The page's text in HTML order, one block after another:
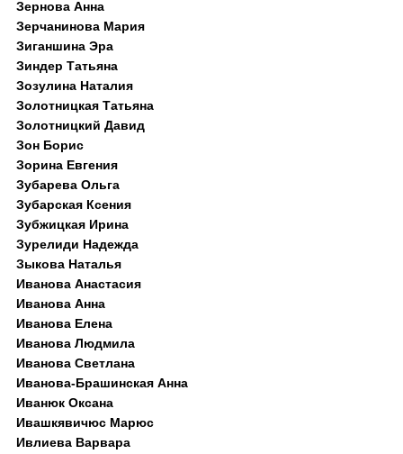
Зернова Анна
Зерчанинова Мария
Зиганшина Эра
Зиндер Татьяна
Зозулина Наталия
Золотницкая Татьяна
Золотницкий Давид
Зон Борис
Зорина Евгения
Зубарева Ольга
Зубарская Ксения
Зубжицкая Ирина
Зурелиди Надежда
Зыкова Наталья
Иванова Анастасия
Иванова Анна
Иванова Елена
Иванова Людмила
Иванова Светлана
Иванова-Брашинская Анна
Иванюк Оксана
Ивашкявичюс Марюс
Ивлиева Варвара